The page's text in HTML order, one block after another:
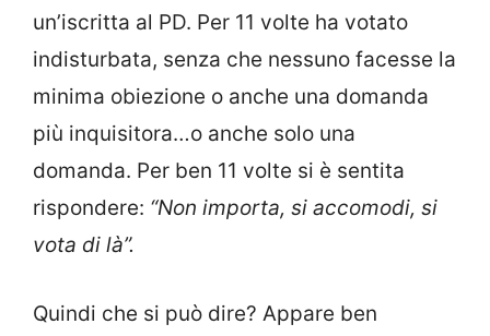
un’iscritta al PD. Per 11 volte ha votato
indisturbata, senza che nessuno facesse la
minima obiezione o anche una domanda
più inquisitora…o anche solo una
domanda. Per ben 11 volte si è sentita
rispondere: “Non importa, si accomodi, si
vota di là”.
Quindi che si può dire? Appare ben